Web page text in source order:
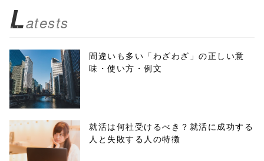
biz.jp/public_ht
ml/wp-
content/themes
/tapbiz_theme/
parts/sns-
buttons.php on
Latests
間違いも多い「わざわざ」の正しい意
味・使い方・例文
就活は何社受けるべき？就活に成功する
人と失敗する人の特徴